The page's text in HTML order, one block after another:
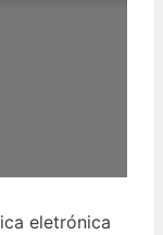
eletrónica